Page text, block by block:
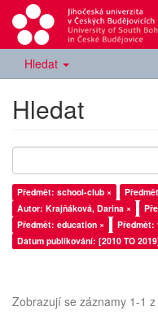
Hledat
Hledat
Předmět: school-club ×
Autor: Krajňáková, Darina ×
Předmět: education ×
Předmět:
Datum publikování: [2010 TO
Zobrazují se záznamy 1-1 z